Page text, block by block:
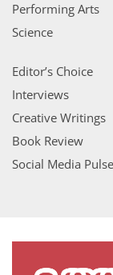
Performing Arts
Science
Editor’s Choice
Interviews
Creative Writings
Book Review
Social Media Pulse